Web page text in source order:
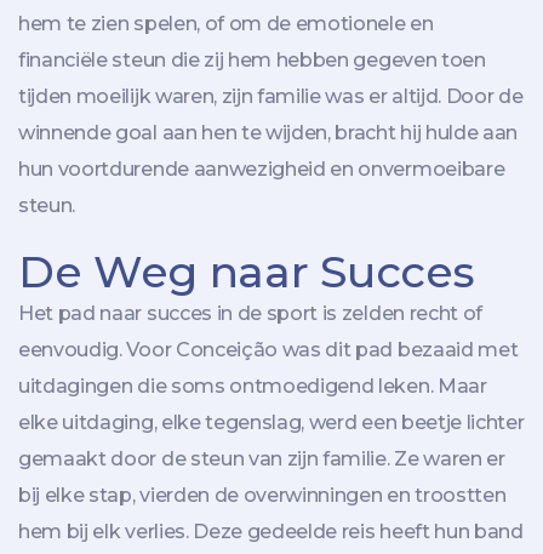
hem te zien spelen, of om de emotionele en
financiële steun die zij hem hebben gegeven toen
tijden moeilijk waren, zijn familie was er altijd. Door de
winnende goal aan hen te wijden, bracht hij hulde aan
hun voortdurende aanwezigheid en onvermoeibare
steun.
De Weg naar Succes
Het pad naar succes in de sport is zelden recht of
eenvoudig. Voor Conceição was dit pad bezaaid met
uitdagingen die soms ontmoedigend leken. Maar
elke uitdaging, elke tegenslag, werd een beetje lichter
gemaakt door de steun van zijn familie. Ze waren er
bij elke stap, vierden de overwinningen en troostten
hem bij elk verlies. Deze gedeelde reis heeft hun band